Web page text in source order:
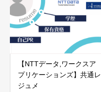
【NTTデータ,ワークスア
プリケーションズ】共通レ
ジュメ